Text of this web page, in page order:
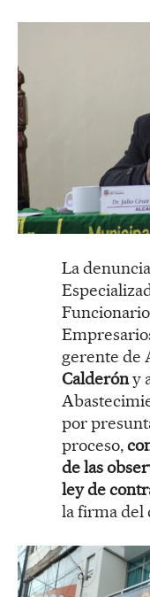
La
gerente de
Calderóny
por
proceso,
de las
leyde
la firma del